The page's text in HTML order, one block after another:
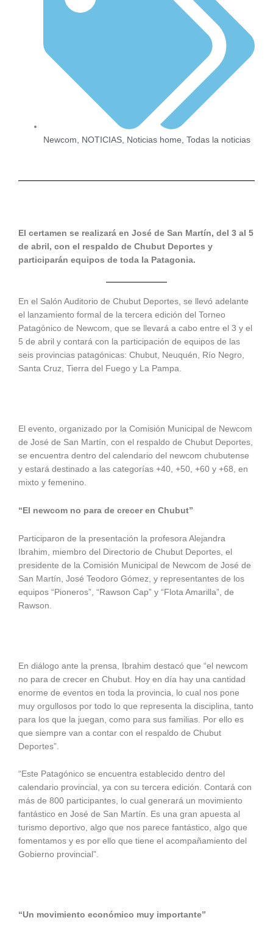
Newcom NOTICIAS Noticias home ,Todas la noticias
El certamen se realizará en José de San Martín, del 3 al 5
de abril, con el respaldo de Chubut Deportes y
participarán equipos de toda la Patagonia.
En el Salón Auditorio de Chubut Deportes, se llevó adelante
el lanzamiento formal de la tercera edición del Torneo
Patagónico de Newcom, que se llevará a cabo entre el 3 y el
5 de abril y contará con la participación de equipos de las
seis provincias patagónicas: Chubut, Neuquén, Río Negro,
Santa Cruz, Tierra del Fuego y La Pampa.
El evento, organizado por la Comisión Municipal de Newcom
de José de San Martín, con el respaldo de Chubut Deportes,
se encuentra dentro del calendario del newcom chubutense
y estará destinado a las categorías +40, +50, +60 y +68, en
mixto y femenino.
“El newcom no para de crecer en Chubut”
Participaron de la presentación la profesora Alejandra
Ibrahim, miembro del Directorio de Chubut Deportes, el
presidente de la Comisión Municipal de Newcom de José de
San Martín, José Teodoro Gómez, y representantes de los
equipos “Pioneros”, “Rawson Cap” y “Flota Amarilla”, de
Rawson.
En diálogo ante la prensa, Ibrahim destacó que “el newcom
no para de crecer en Chubut. Hoy en día hay una cantidad
enorme de eventos en toda la provincia, lo cual nos pone
muy orgullosos por todo lo que representa la disciplina, tanto
para los que la juegan, como para sus familias. Por ello es
que siempre van a contar con el respaldo de Chubut
Deportes”.
“Este Patagónico se encuentra establecido dentro del
calendario provincial, ya con su tercera edición. Contará con
más de 800 participantes, lo cual generará un movimiento
fantástico en José de San Martín. Es una gran apuesta al
turismo deportivo, algo que nos parece fantástico, algo que
fomentamos y es por ello que tiene el acompañamiento del
Gobierno provincial”.
“Un movimiento económico muy importante”